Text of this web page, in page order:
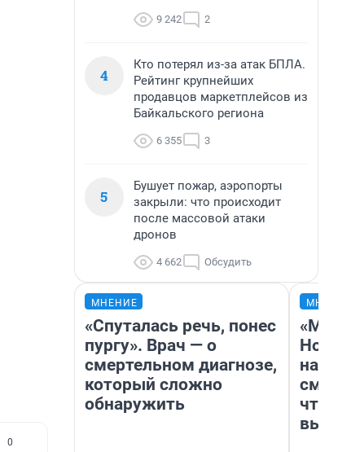
0
9 242 2
4
Кто потерял из-за атак БПЛА.
Рейтинг крупнейших
продавцов маркетплейсов из
Байкальского региона
6 355 3
5
Бушует пожар, аэропорты
закрыли: что происходит
после массовой атаки
дронов
4 662 Обсудить
МНЕНИЕ
«Спуталась речь, понес
пургу». Врач — о
смертельном диагнозе,
который сложно
обнаружить
«Мы